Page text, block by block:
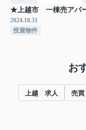
★上越市 一棟売アパ
2024.10.31
投資物件
お
上越 求人 売買